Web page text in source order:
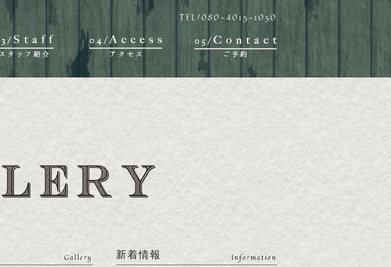
TEL/080-4015-1050
Gallery 新着情報 Information